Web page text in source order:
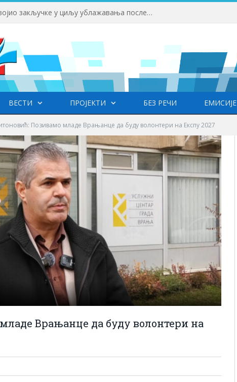
у Врању
ВЕСТИ ПРОЈЕКТИ БЕЗ РЕЧИ ЕМИСИЈЕ
Позивамо младе Врањанце да буду волонтери на Експу 2027
Врањанце да буду волонтери на